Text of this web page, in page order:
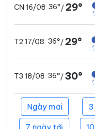
CN 16/08 36°/ 29°
T2 17/08 36°/ 29°
T3 18/08 36°/30°
Ngày mai
7 ngày tới